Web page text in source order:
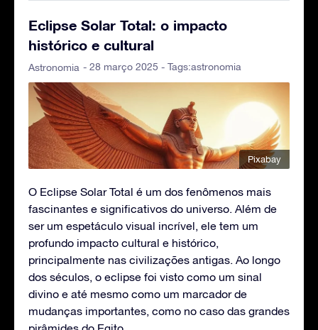
Eclipse Solar Total: o impacto
histórico e cultural
Astronomia - 28 março 2025 - Tags:astronomia
Pixabay
O Eclipse Solar Total é um dos fenômenos mais
fascinantes e significativos do universo. Além de
ser um espetáculo visual incrível, ele tem um
profundo impacto cultural e histórico,
principalmente nas civilizações antigas. Ao longo
dos séculos, o eclipse foi visto como um sinal
divino e até mesmo como um marcador de
mudanças importantes, como no caso das grandes